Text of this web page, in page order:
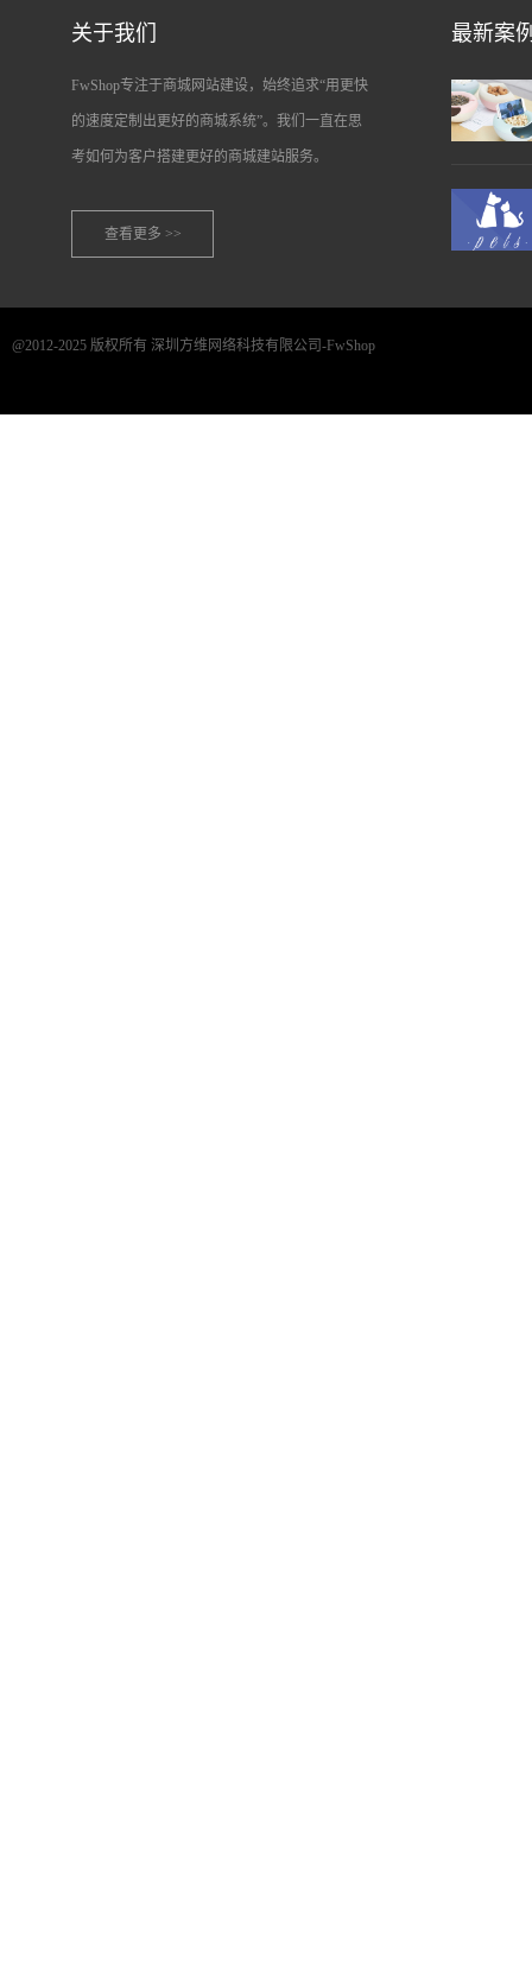
关于我们
FwShop专注于商城网站建设，始终追求“用更快
的速度定制出更好的商城系统”。我们一直在思
考如何为客户搭建更好的商城建站服务。
查看更多 >>
最新案
@2012-2025 版权所有 深圳方维网络科技有限公司-FwShop